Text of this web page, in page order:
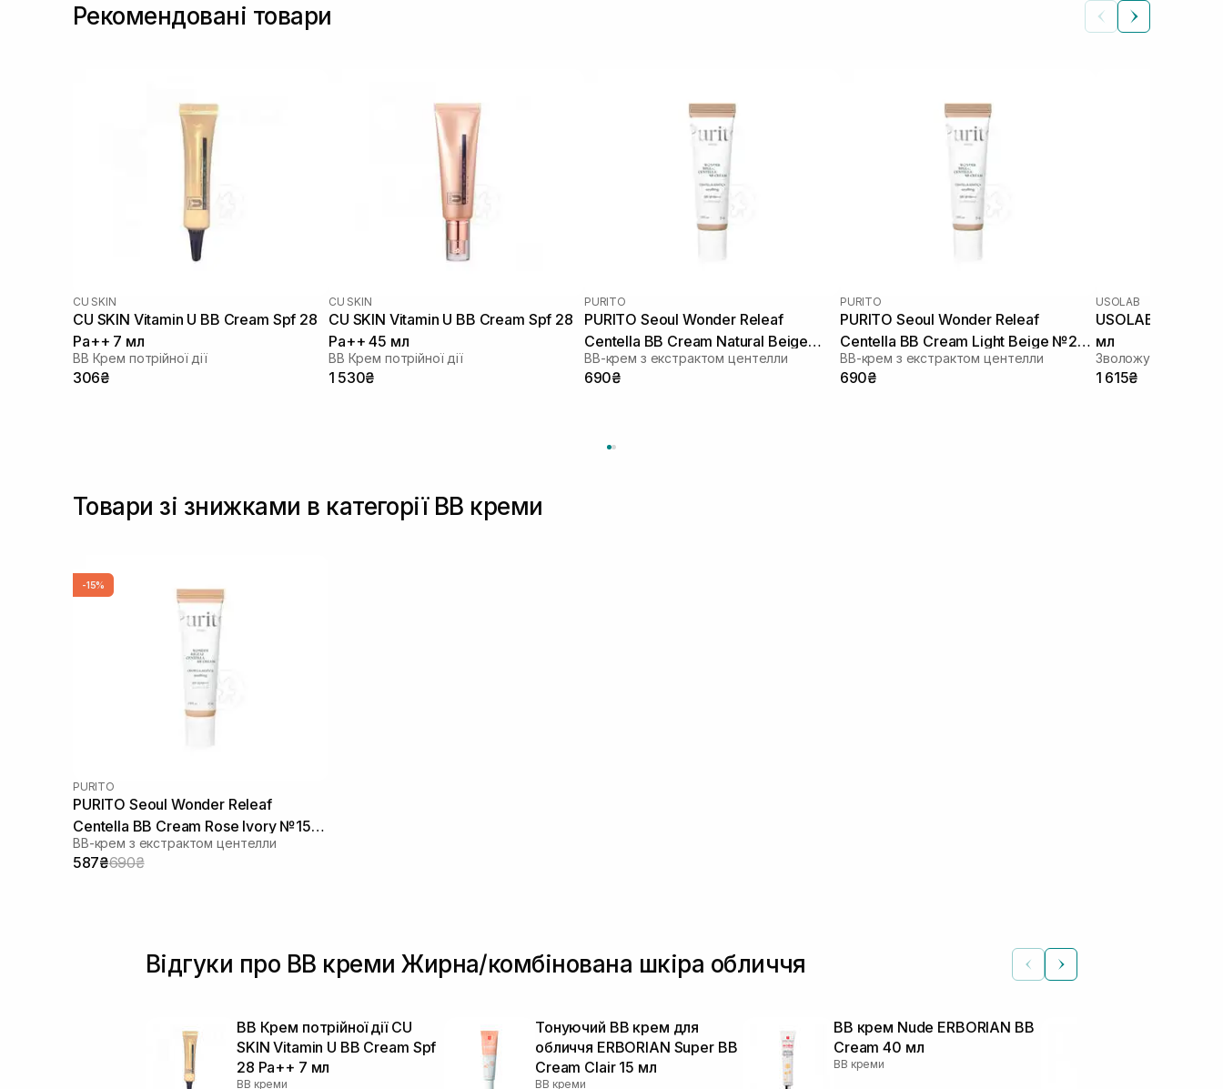
Рекомендовані товари
CU SKIN
CU SKIN Vitamin U BB Cream Spf 28
Pa++ 7 мл
BB Крем потрійної дії
306₴
CU SKIN
CU SKIN Vitamin U BB Cream Spf 28
Pa++ 45 мл
BB Крем потрійної дії
1 530₴
PURITO
PURITO Seoul Wonder Releaf
Centella BB Cream Natural Beige
№23 30 мл
ВВ-крем з екстрактом центелли
690₴
PURITO
PURITO Seoul Wonder Releaf
Centella BB Cream Light Beige №21
30 мл
ВВ-крем з екстрактом центелли
690₴
USOLAB
USOLAB
мл
Зволожуючий ВВ
1 615₴
Товари зі знижками в категорії BB креми
-15%
PURITO
PURITO Seoul Wonder Releaf
Centella BB Cream Rose Ivory №15
30 мл
ВВ-крем з екстрактом центелли
587₴690₴
Відгуки про BB креми Жирна/комбінована шкіра обличчя
BB Крем потрійної дії CU
SKIN Vitamin U BB Cream Spf
28 Pa++ 7 мл
BB креми
Тонуючий BB крем для
обличчя ERBORIAN Super ВВ
Cream Clair 15 мл
BB креми
ВВ крем Nude ERBORIAN BB
Cream 40 мл
BB креми